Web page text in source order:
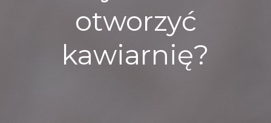
otworzyć
kawiarnię?